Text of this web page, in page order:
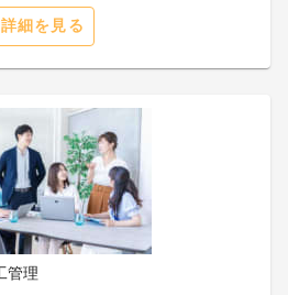
詳細を見る
管理